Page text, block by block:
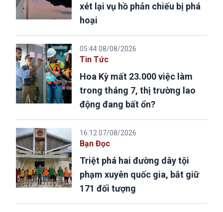
xét lại vụ hồ phản chiếu bị phá
hoại
05:44 08/08/2026
Tin Tức
Hoa Kỳ mất 23.000 việc làm
trong tháng 7, thị trường lao
động đang bất ổn?
16:12 07/08/2026
Bạn Đọc
Triệt phá hai đường dây tội
phạm xuyên quốc gia, bắt giữ
171 đối tượng